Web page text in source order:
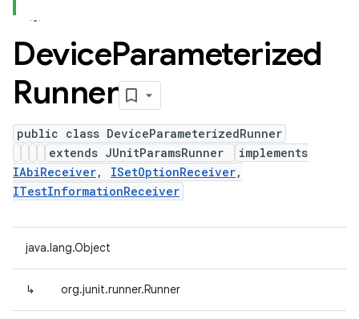
DeviceParameterized
Runner
public class DeviceParameterizedRunner
extends JUnitParamsRunner
implements
IAbiReceiver, ISetOptionReceiver,
ITestInformationReceiver
java.lang.Object
↳ org.junit.runner.Runner